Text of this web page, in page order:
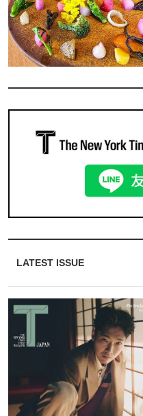
LATEST ISSUE